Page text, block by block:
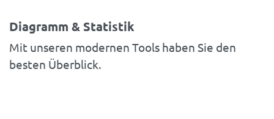
Diagramm & Statistik
Mit unseren modernen Tools haben Sie den
besten Überblick.